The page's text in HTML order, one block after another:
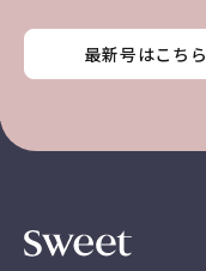
最新号はこちら
最新号はこちら
最新号はこちら
最新号はこちら